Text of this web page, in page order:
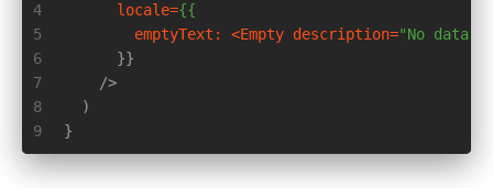
4
5
6
7
8
9
locale={{
emptyText:
<Empty description="No data"
      }}
    />
  )
}